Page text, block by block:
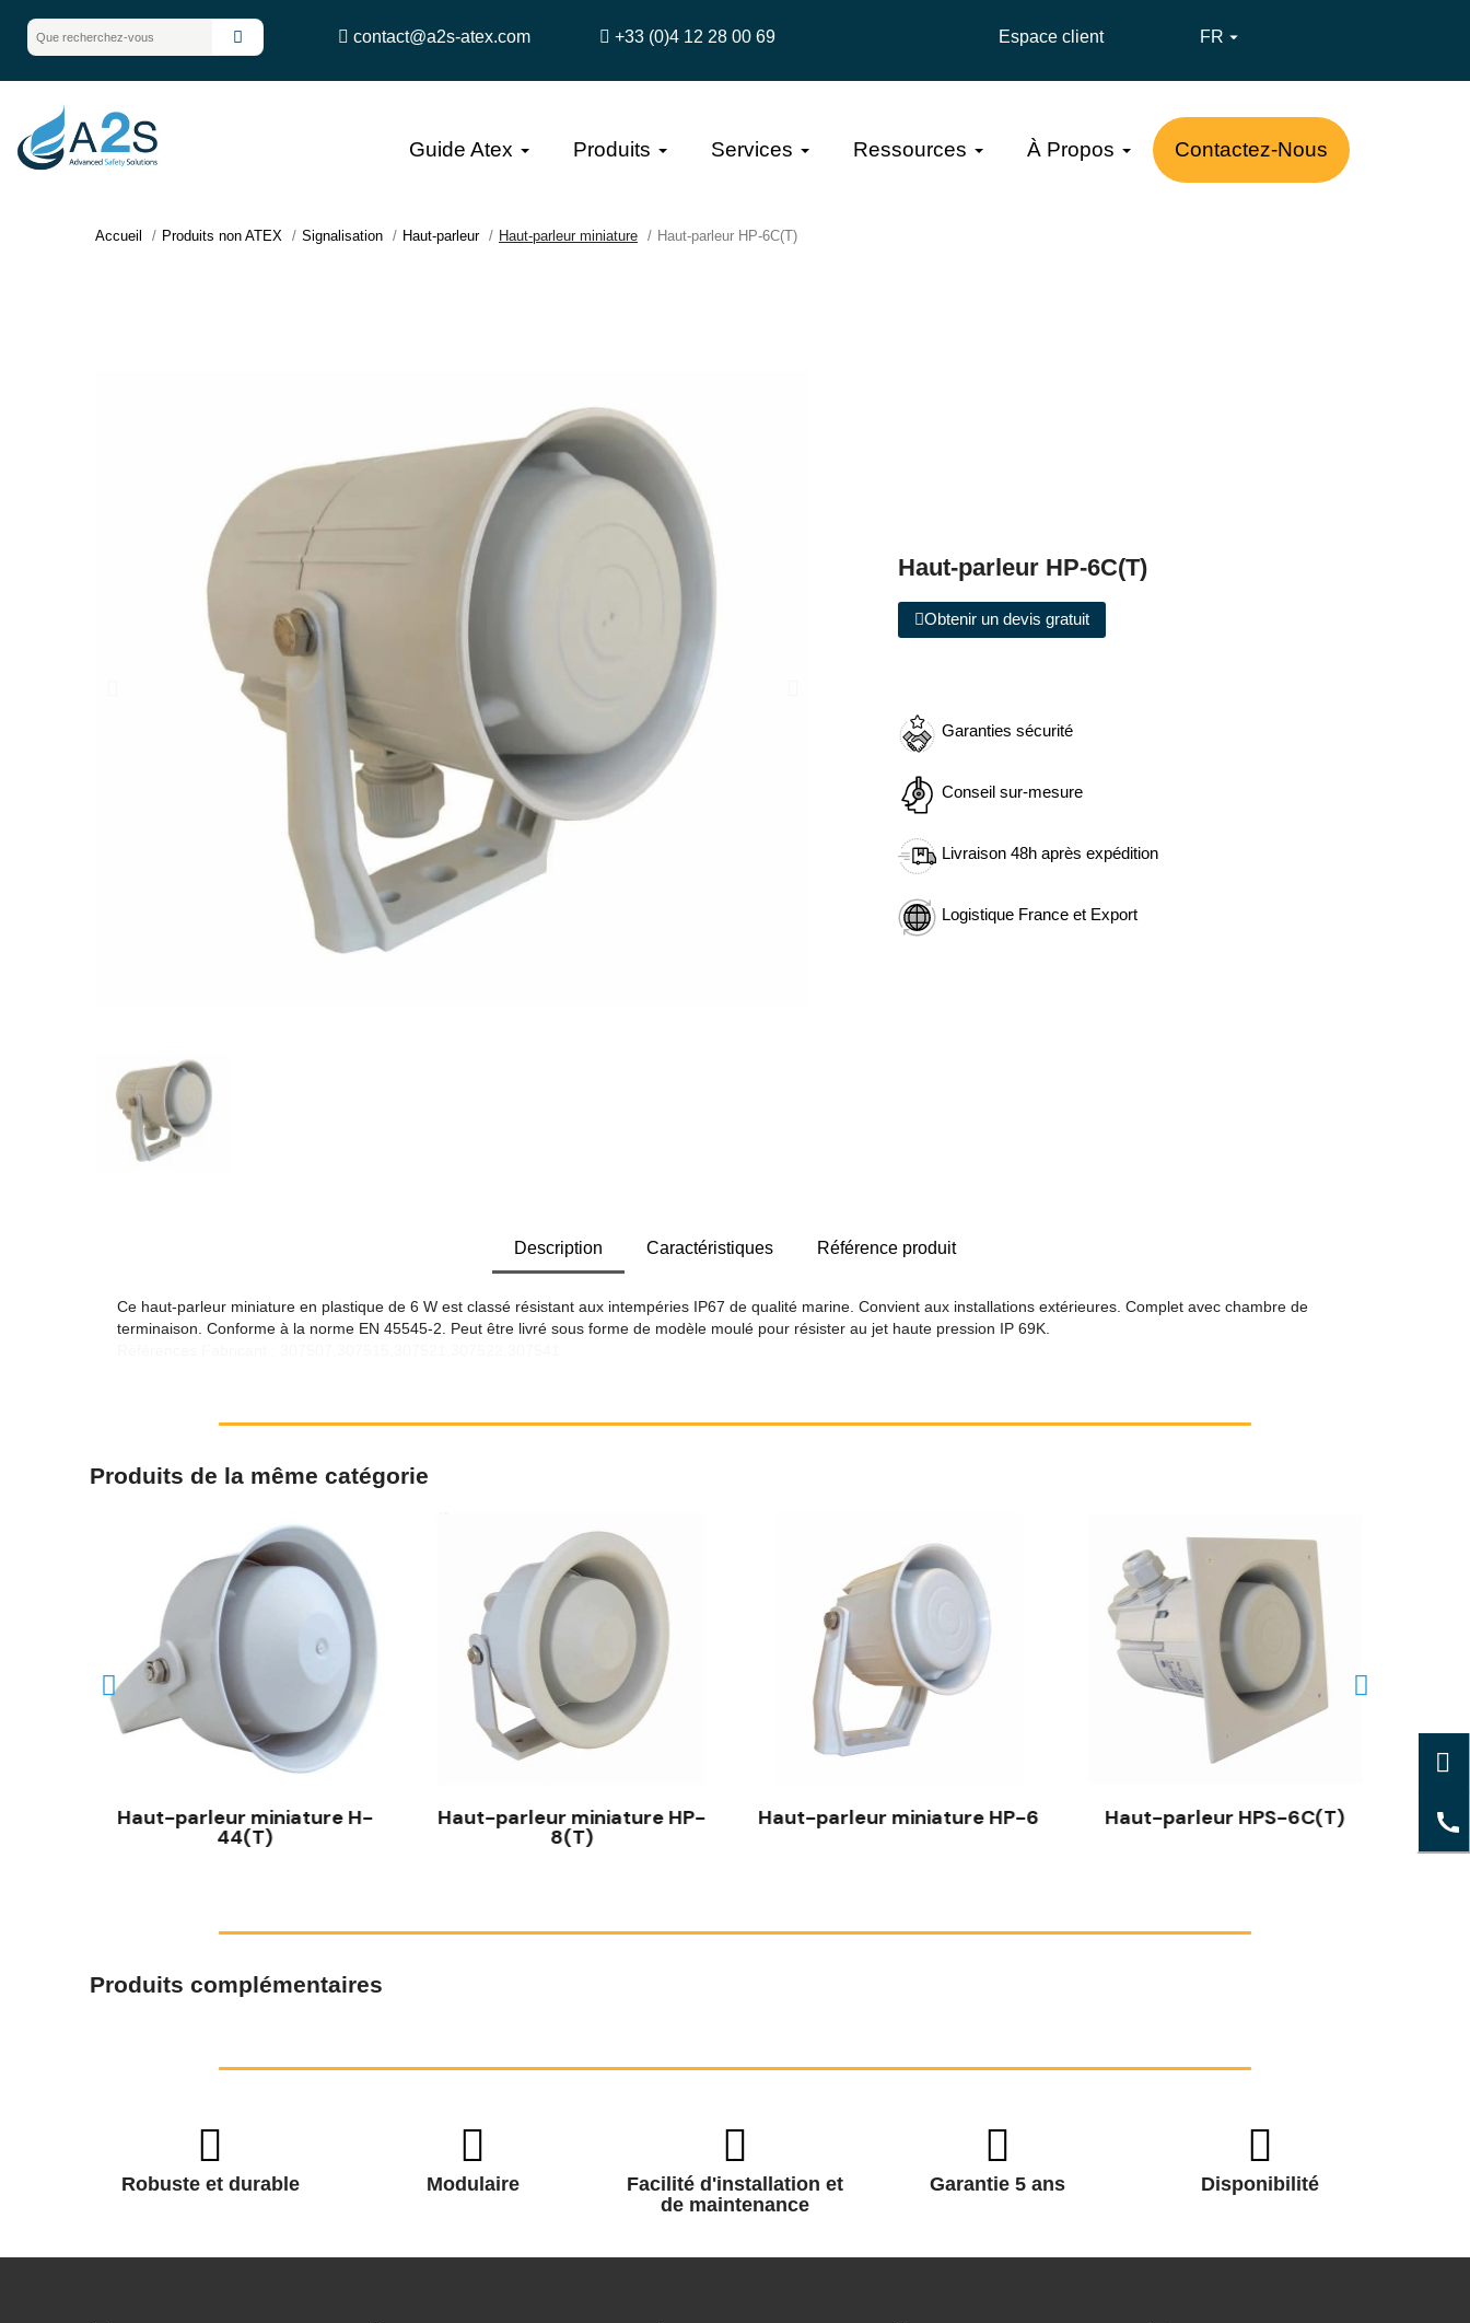
contact@a2s-atex.com +33 (0)4 12 28 00 69 Espace client FR 
Guide Atex Produits Services Ressources À Propos Contactez-Nous
Accueil Produits non ATEX Signalisation Haut-parleur Haut-parleur miniature Haut-parleur HP-6C(T)
Haut-parleur HP-6C(T)
Obtenir un devis gratuit
Garanties sécurité
Conseil sur-mesure
Livraison 48h après expédition
Logistique France et Export
Description Caractéristiques Référence produit
Ce haut-parleur miniature en plastique de 6 W est classé résistant aux intempéries IP67 de qualité marine. Convient aux installations extérieures. Complet avec chambre de
terminaison. Conforme à la norme EN 45545-2. Peut être livré sous forme de modèle moulé pour résister au jet haute pression IP 69K.
Produits de la même catégorie
Haut-parleur miniature H-
44(T)
Haut-parleur miniature HP-
8(T)
Haut-parleur miniature HP-6 Haut-parleur HPS-6C(T)
Produits complémentaires
Robuste et durable Modulaire
Facilité d'installation et
de maintenance
Garantie 5 ans Disponibilité